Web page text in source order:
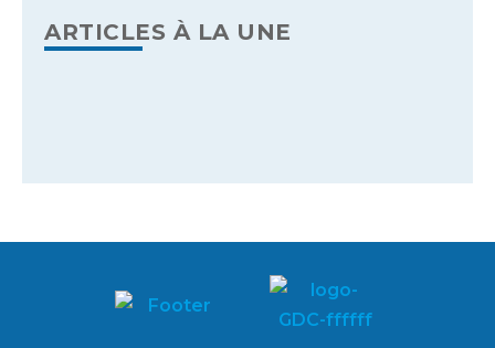
ARTICLES À LA UNE